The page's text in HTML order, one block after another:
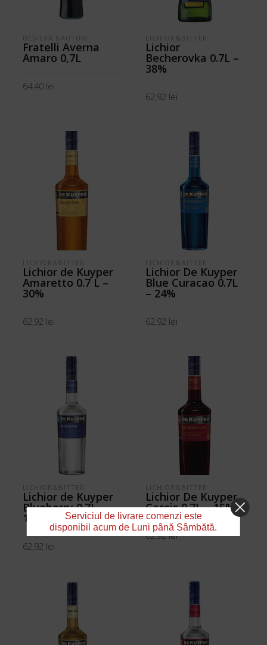
DESILVA BAUTURI
Fratelli Averna
Amaro 0,7L
64,40 lei
LICHIOR&BITTER
Lichior
Becherovka 0.7L –
38%
62,92 lei
LICHIOR&BITTER
Lichior de Kuyper
Amaretto 0.7 L –
30%
62,92 lei
LICHIOR&BITTER
Lichior De Kuyper
Blue Curacao 0.7L
– 24%
62,92 lei
LICHIOR&BITTER
Lichior de Kuyper
Blueberry 0.7L –
15%
62,92 lei
LICHIOR&BITTER
Lichior De Kuyper
Cassis 0.7L – 15%
62,92lei
Serviciul de livrare comenzi este
disponibil acum de Luni până Sâmbătă.